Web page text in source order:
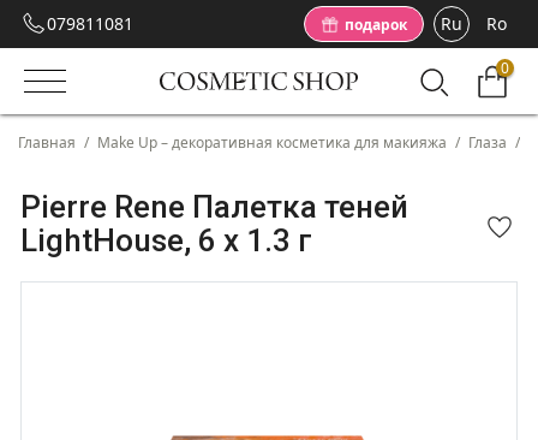
079811081 подарок Ru Ro
0
Главная / Make Up – декоративная косметика для макияжа / Глаза /
Pierre Rene Палетка теней
LightHouse, 6 x 1.3 г